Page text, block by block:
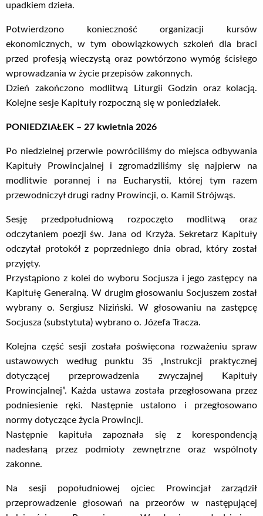
upadkiem dzieła.
Potwierdzono konieczność organizacji kursów
ekonomicznych, w tym obowiązkowych szkoleń dla braci
przed profesją wieczystą oraz powtórzono wymóg ścisłego
wprowadzania w życie przepisów zakonnych.
Dzień zakończono modlitwą Liturgii Godzin oraz kolacją.
Kolejne sesje Kapituły rozpoczną się w poniedziałek.
PONIEDZIAŁEK – 27 kwietnia 2026
Po niedzielnej przerwie powróciliśmy do miejsca odbywania
Kapituły Prowincjalnej i zgromadziliśmy się najpierw na
modlitwie porannej i na Eucharystii, której tym razem
przewodniczył drugi radny Prowincji, o. Kamil Strójwąs.
Sesję przedpołudniową rozpoczęto modlitwą oraz
odczytaniem poezji św. Jana od Krzyża. Sekretarz Kapituły
odczytał protokół z poprzedniego dnia obrad, który został
przyjęty.
Przystąpiono z kolei do wyboru Socjusza i jego zastępcy na
Kapitułę Generalną. W drugim głosowaniu Socjuszem został
wybrany o. Sergiusz Niziński. W głosowaniu na zastępcę
Socjusza (substytuta) wybrano o. Józefa Tracza.
Kolejna część sesji została poświęcona rozważeniu spraw
ustawowych według punktu 35 „Instrukcji praktycznej
dotyczącej przeprowadzenia zwyczajnej Kapituły
Prowincjalnej”. Każda ustawa została przegłosowana przez
podniesienie ręki. Następnie ustalono i przegłosowano
normy dotyczące życia Prowincji.
Następnie kapituła zapoznała się z korespondencją
nadesłaną przez podmioty zewnętrzne oraz wspólnoty
zakonne.
Na sesji popołudniowej ojciec Prowincjał zarządził
przeprowadzenie głosowań na przeorów w następującej